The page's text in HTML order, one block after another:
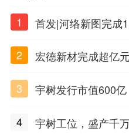
1
首发|河络新图完成
2
宏德新材完成超亿
3
宇树发行市值600
4 宇树工位，盛产千